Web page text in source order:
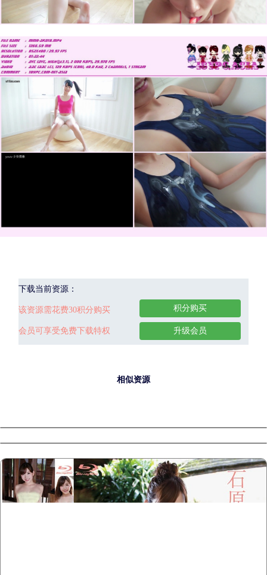
下载当前资源：
该资源需花费30积分购买
会员可享受免费下载特权
积分购买
升级会员
相似资源